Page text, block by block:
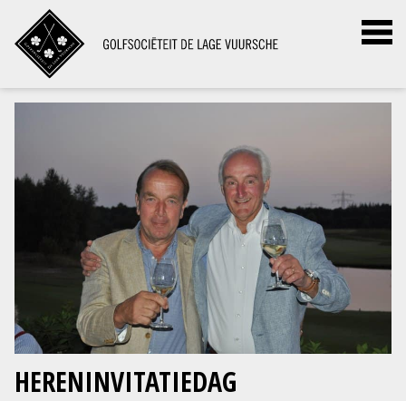
HERENINVITATIEDAG